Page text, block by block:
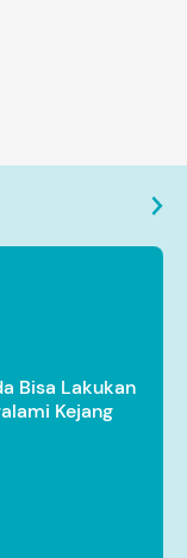
Bisa Lakukan
Kejang